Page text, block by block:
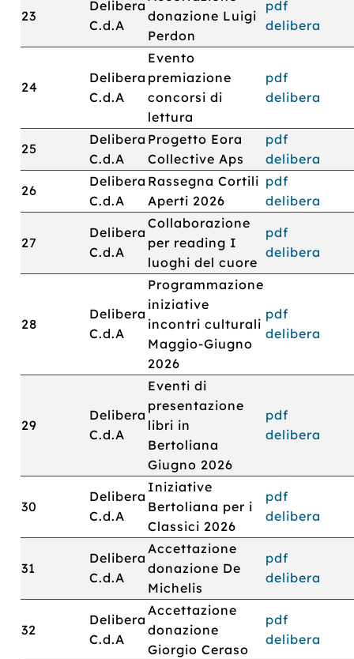
23
Delibera
C.d.A
donazione Luigi
Perdon
pdf
delibera
24
Delibera
C.d.A
Evento
premiazione
concorsi di
lettura
pdf
delibera
25
Delibera
C.d.A
Progetto Eora
Collective Aps
pdf
delibera
26
Delibera
C.d.A
Rassegna Cortili
Aperti 2026
pdf
delibera
27
Delibera
C.d.A
Collaborazione
per reading I
luoghi del cuore
pdf
delibera
28
Delibera
C.d.A
Programmazione
iniziative
incontri culturali
Maggio-Giugno
2026
pdf
delibera
29
Delibera
C.d.A
Eventi di
presentazione
libri in
Bertoliana
Giugno 2026
pdf
delibera
30
Delibera
C.d.A
Iniziative
Bertoliana per i
Classici 2026
pdf
delibera
31
Delibera
C.d.A
Accettazione
donazione De
Michelis
pdf
delibera
32
Delibera
C.d.A
Accettazione
donazione
Giorgio Ceraso
pdf
delibera